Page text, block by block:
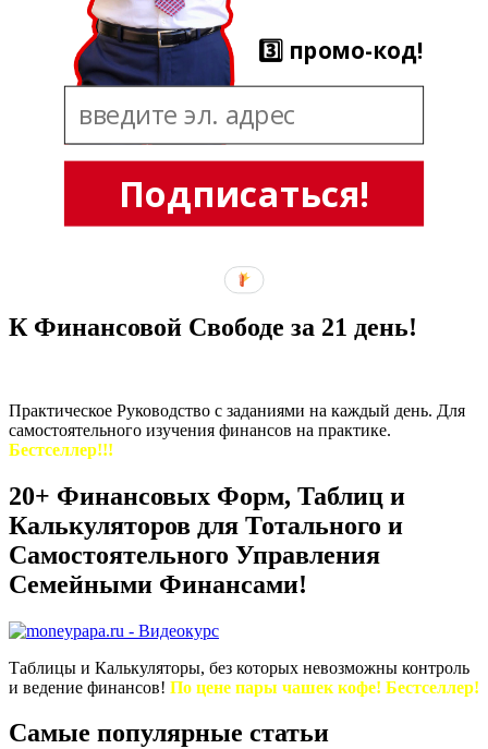
Подписаться!
3️⃣ промо-код!
К Финансовой Свободе за 21 день!
Практическое Руководство с заданиями на каждый день. Для
самостоятельного изучения финансов на практике.
Бестселлер!!!
20+ Финансовых Форм, Таблиц и
Калькуляторов для Тотального и
Самостоятельного Управления
Семейными Финансами!
Таблицы и Калькуляторы, без которых невозможны контроль
и ведение финансов! По цене пары чашек кофе! Бестселлер!
Самые популярные статьи